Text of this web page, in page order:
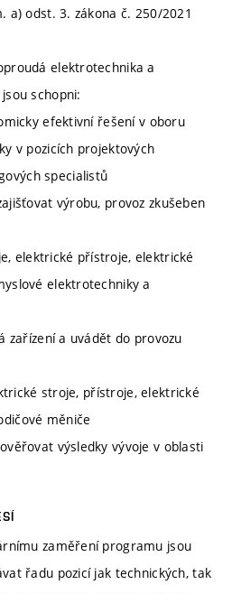
a) odst. 3. zákona č. 250/2021
elektrotechnika a
schopni:
efektivní řešení v oboru
v pozicích projektových
specialistů
výrobu, provoz zkušeben
elektrické přístroje, elektrické
elektrotechniky a
zařízení a uvádět do provozu
stroje, přístroje, elektrické
měniče
výsledky vývoje v oblasti
zaměření programu jsou
řadu pozicí jak technických, tak